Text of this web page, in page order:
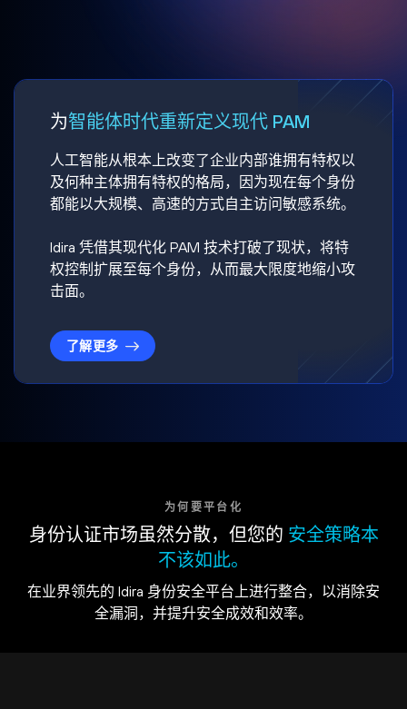
为智能体时代重新定义现代 PAM
人工智能从根本上改变了企业内部谁拥有特权以
及何种主体拥有特权的格局，因为现在每个身份
都能以大规模、高速的方式自主访问敏感系统。
Idira 凭借其现代化 PAM 技术打破了现状，将特
权控制扩展至每个身份，从而最大限度地缩小攻
击面。
了解更多
为何要平台化
身份认证市场虽然分散，但您的 安全策略本
不该如此。
在业界领先的 Idira 身份安全平台上进行整合，以消除安
全漏洞，并提升安全成效和效率。